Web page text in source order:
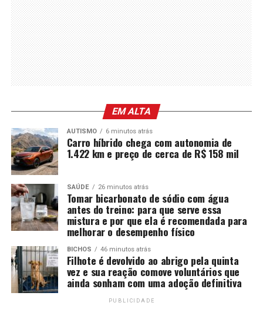
EM ALTA
AUTISMO 6 minutos atrás
Carro híbrido chega com autonomia de
1.422 km e preço de cerca de R$ 158 mil
SAÚDE 26 minutos atrás
Tomar bicarbonato de sódio com água
antes do treino: para que serve essa
mistura e por que ela é recomendada para
melhorar o desempenho físico
BICHOS 46 minutos atrás
Filhote é devolvido ao abrigo pela quinta
vez e sua reação comove voluntários que
ainda sonham com uma adoção definitiva
PUBLICIDADE